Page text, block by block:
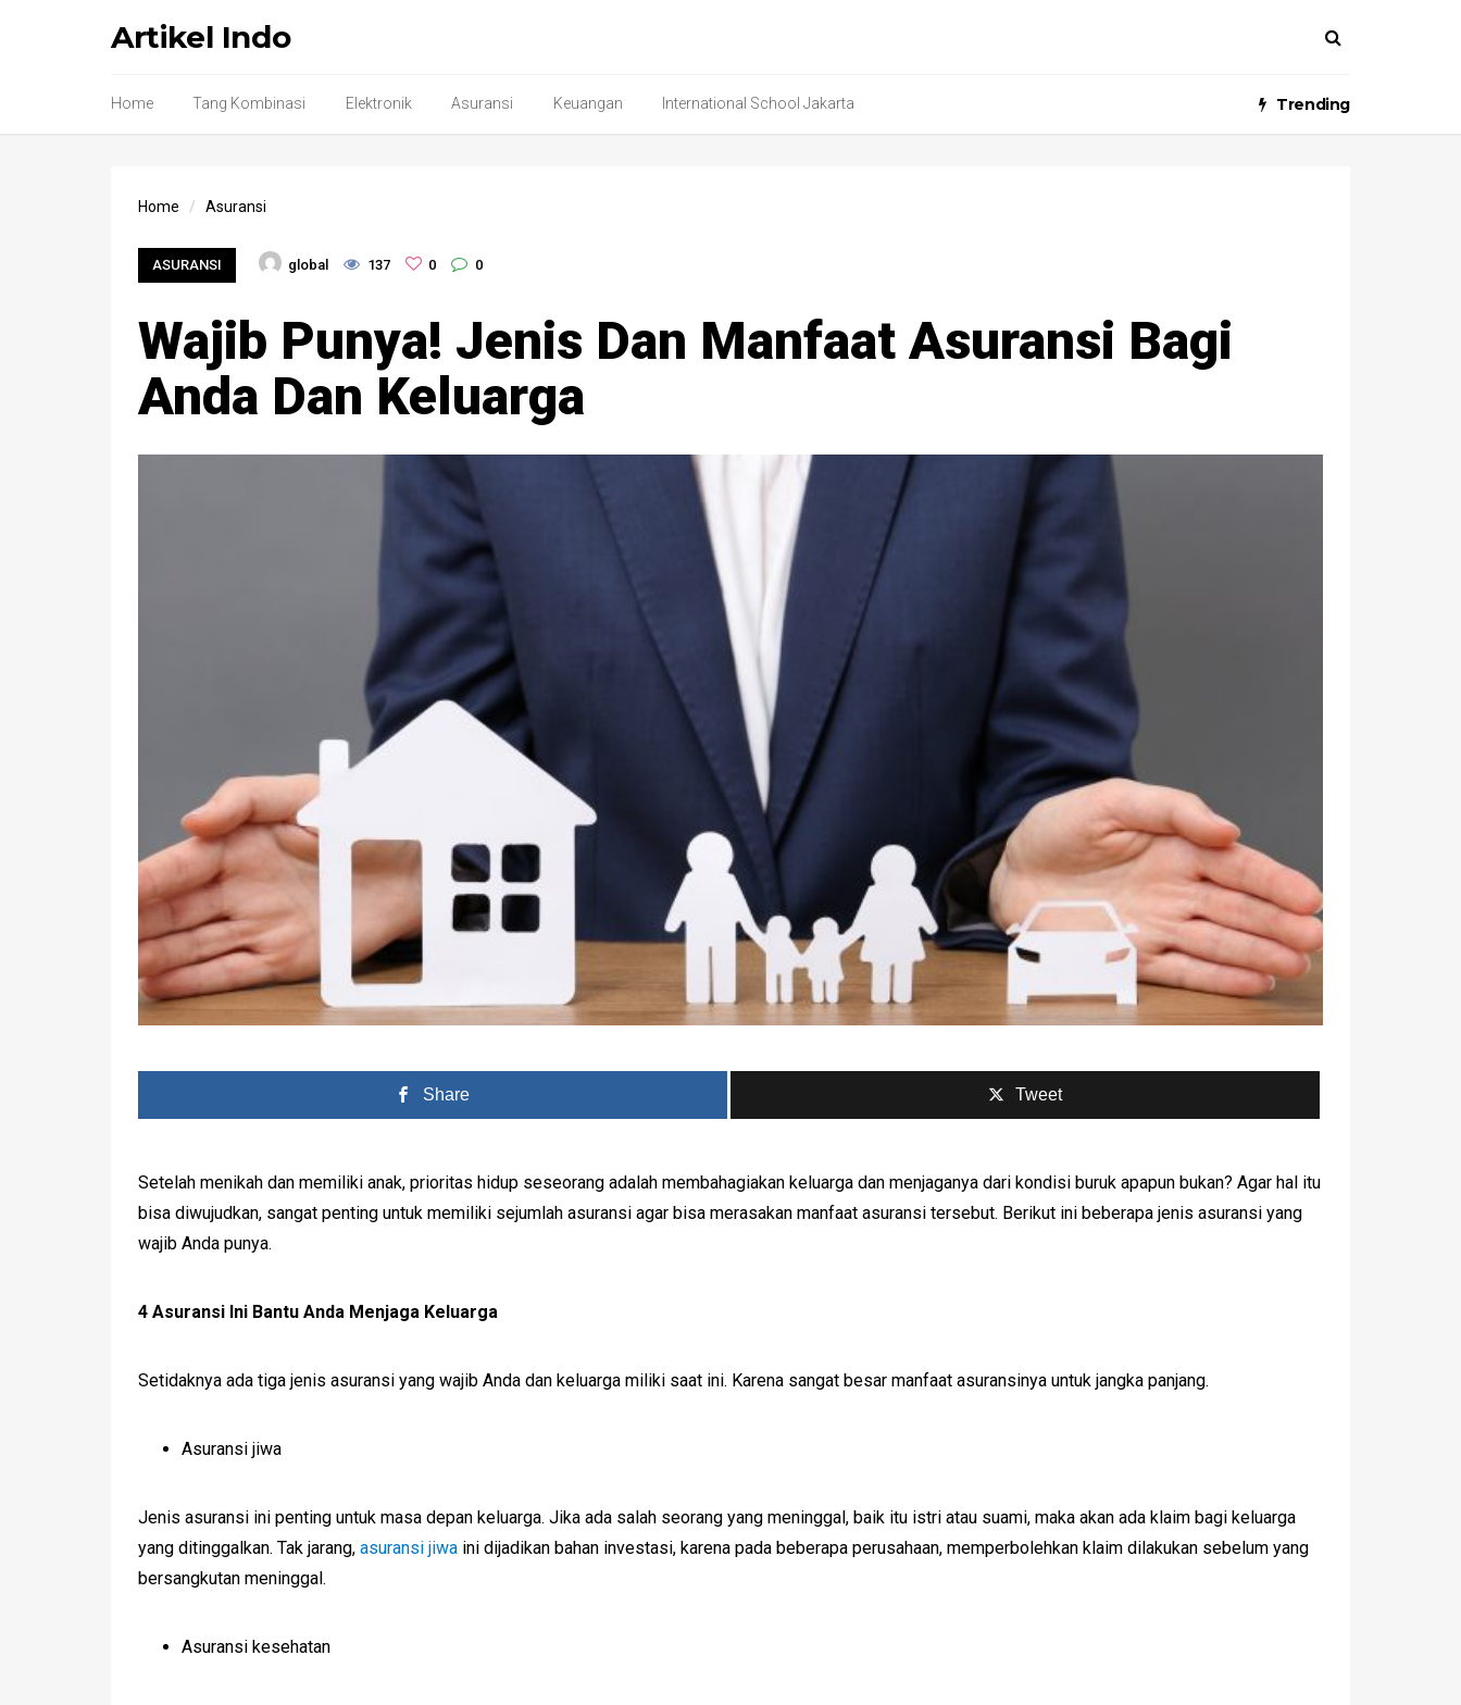
Artikel Indo
Home Tang Kombinasi Elektronik Asuransi Keuangan International School Jakarta Trending
Home Asuransi
ASURANSI global 137 0 0
Wajib Punya! Jenis Dan Manfaat Asuransi Bagi
Anda Dan Keluarga
Share Tweet
Setelah menikah dan memiliki anak, prioritas hidup seseorang adalah membahagiakan keluarga dan menjaganya dari kondisi buruk apapun bukan? Agar hal itu
bisa diwujudkan, sangat penting untuk memiliki sejumlah asuransi agar bisa merasakan manfaat asuransi tersebut. Berikut ini beberapa jenis asuransi yang
wajib Anda punya.
4 Asuransi Ini Bantu Anda Menjaga Keluarga
Setidaknya ada tiga jenis asuransi yang wajib Anda dan keluarga miliki saat ini. Karena sangat besar manfaat asuransinya untuk jangka panjang.
Asuransi jiwa
Jenis asuransi ini penting untuk masa depan keluarga. Jika ada salah seorang yang meninggal, baik itu istri atau suami, maka akan ada klaim bagi keluarga
yang ditinggalkan. Tak jarang, asuransi jiwa ini dijadikan bahan investasi, karena pada beberapa perusahaan, memperbolehkan klaim dilakukan sebelum yang
bersangkutan meninggal.
Asuransi kesehatan